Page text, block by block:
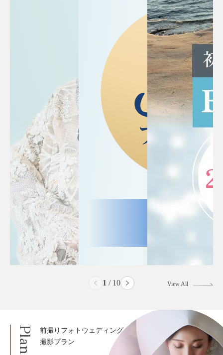
2 / 10 View All
Plan
前撮りフォトウェディング
撮影プラン